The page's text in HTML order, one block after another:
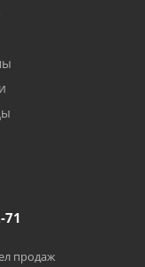
71
продаж